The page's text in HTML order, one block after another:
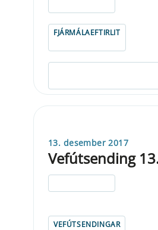
FJÁRMÁLAEFTIRLIT
13. desember 2017
Vefútsending
VEFÚTSENDINGAR